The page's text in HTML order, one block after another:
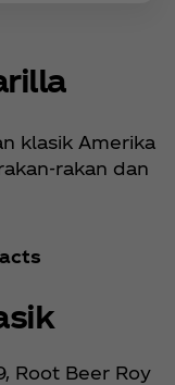
klasik Amerika
rakan dan
Root Beer Roy